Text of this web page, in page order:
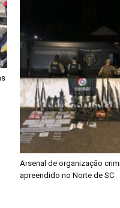
Arsenal de organização
apreendido no Norte de SC